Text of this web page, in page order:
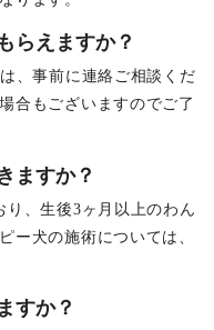
らえますか？
、事前に連絡ご相談くだ
合もございますのでご了
ますか？
り、生後3ヶ月以上のわん
ー犬の施術については、
すか？